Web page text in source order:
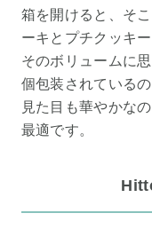
箱を開けると、そ
ーキとプチクッキー
そのボリュームに
個包装されている
見た目も華やかな
最適です。